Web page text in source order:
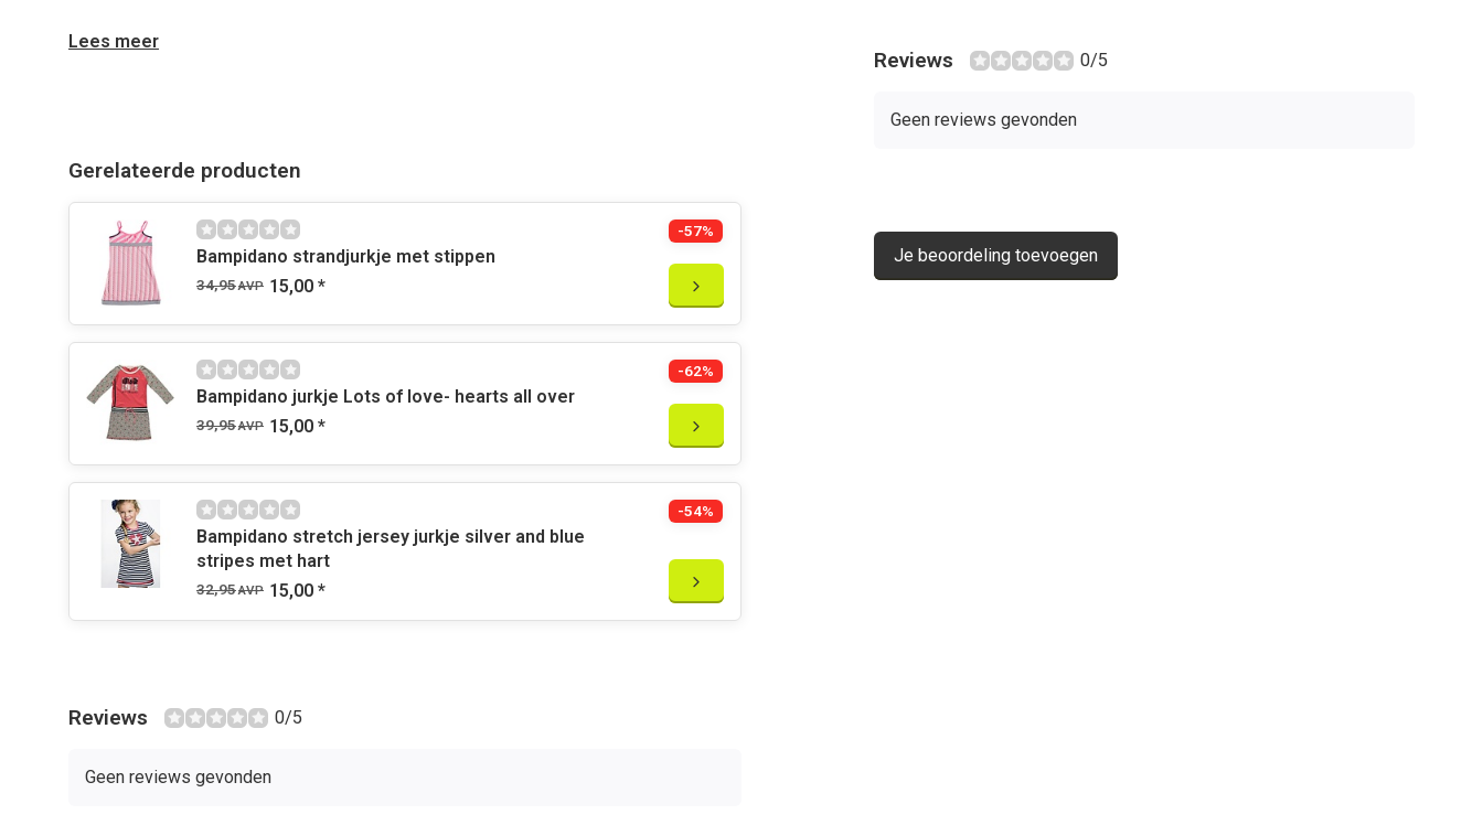
Lees meer
Gerelateerde producten
Bampidano strandjurkje met stippen
34,95AVP 15,00 *
-57%
Bampidano jurkje Lots of love- hearts all over
39,95AVP 15,00 *
-62%
Bampidano stretch jersey jurkje silver and blue
stripes met hart
32,95AVP 15,00 *
-54%
Reviews 0/5
Geen reviews gevonden
Reviews 0/5
Geen reviews gevonden
Je beoordeling toevoegen